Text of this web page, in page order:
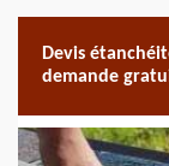
Devis
demande